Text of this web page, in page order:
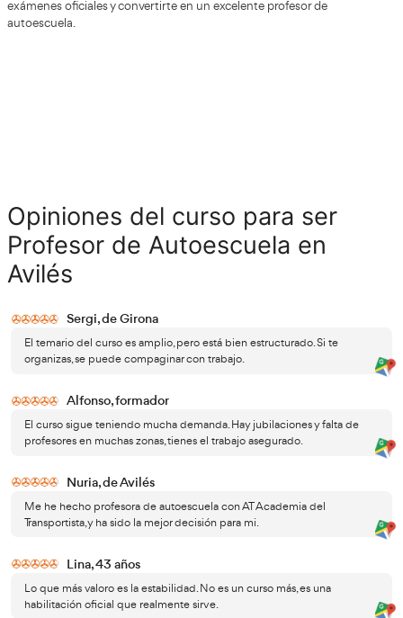
asociada a la formación de conductores profesionales.
Academia del Transportista
Con la inscripción a cualquiera de los programas de
acceso exclusivo a
materiales diseñados para facilitar tu formación
Temario actualizado: basado en el prestigioso
referencias complementarias para un aprendizaje
Test temáticos y simulaciones reales: más de
través de una herramienta interactiva.
Recursos adicionales: materiales centrados en
legislación actualizada sobre Tráfico y Seguridad
Esquemas y resúmenes claros y descargables para